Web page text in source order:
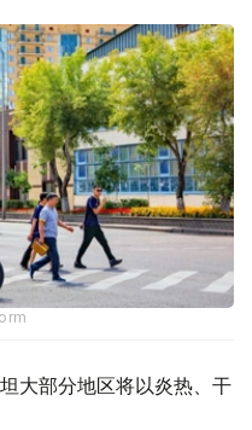
大部分地区将以炎热、干